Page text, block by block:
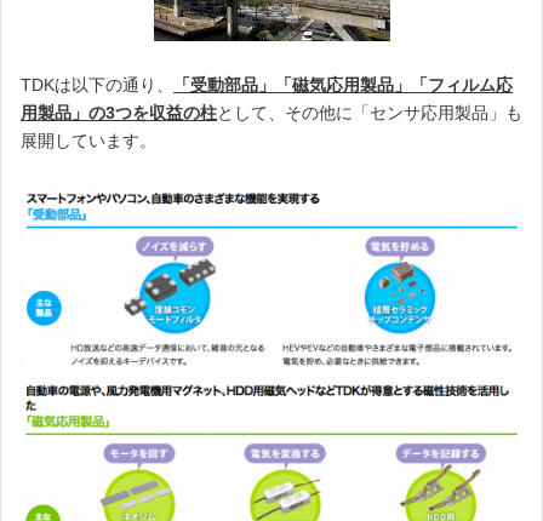
TDKは以下の通り、
「受動部品」「磁気応用製品」「フィルム応
用製品」の3つを収益の柱として、その他に「センサ応用製品」も
展開しています。